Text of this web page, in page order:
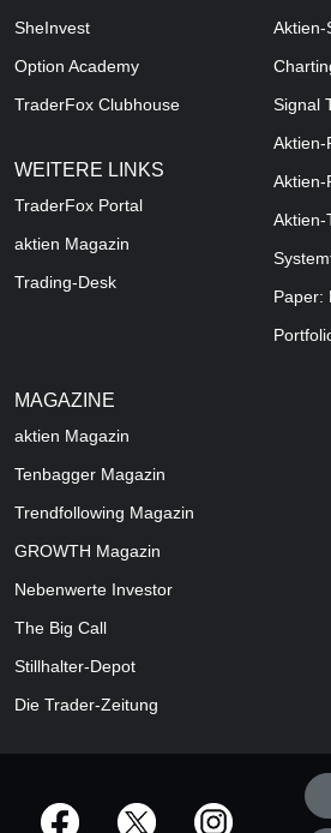
SheInvest
Option Academy
TraderFox Clubhouse
WEITERE LINKS
TraderFox Portal
aktien Magazin
Trading-Desk
Aktien-
Signal
Aktien-
Aktien-
Aktien-
Paper:
MAGAZINE
aktien Magazin
Tenbagger Magazin
Trendfollowing Magazin
GROWTH Magazin
Nebenwerte Investor
The Big Call
Stillhalter-Depot
Die Trader-Zeitung
offizielle Social Media-Accounts